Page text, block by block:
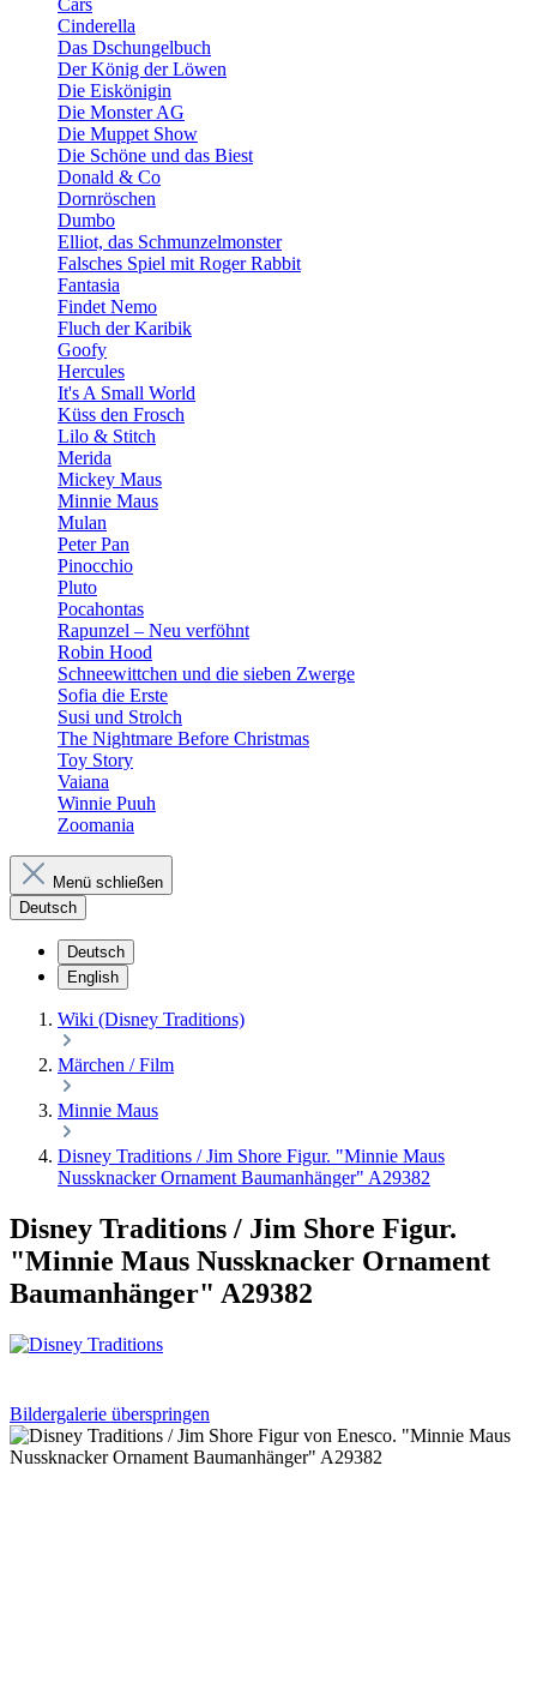
Cars
Cinderella
Das Dschungelbuch
Der König der Löwen
Die Eiskönigin
Die Monster AG
Die Muppet Show
Die Schöne und das Biest
Donald & Co
Dornröschen
Dumbo
Elliot, das Schmunzelmonster
Falsches Spiel mit Roger Rabbit
Fantasia
Findet Nemo
Fluch der Karibik
Goofy
Hercules
It's A Small World
Küss den Frosch
Lilo & Stitch
Merida
Mickey Maus
Minnie Maus
Mulan
Peter Pan
Pinocchio
Pluto
Pocahontas
Rapunzel – Neu verföhnt
Robin Hood
Schneewittchen und die sieben Zwerge
Sofia die Erste
Susi und Strolch
The Nightmare Before Christmas
Toy Story
Vaiana
Winnie Puuh
Zoomania
Menü schließen
Deutsch
Deutsch
English
Wiki (Disney Traditions)
Märchen / Film
Minnie Maus
Disney Traditions / Jim Shore Figur. "Minnie Maus
Nussknacker Ornament Baumanhänger" A29382
Disney Traditions / Jim Shore Figur.
"Minnie Maus Nussknacker Ornament
Baumanhänger" A29382
Bildergalerie überspringen